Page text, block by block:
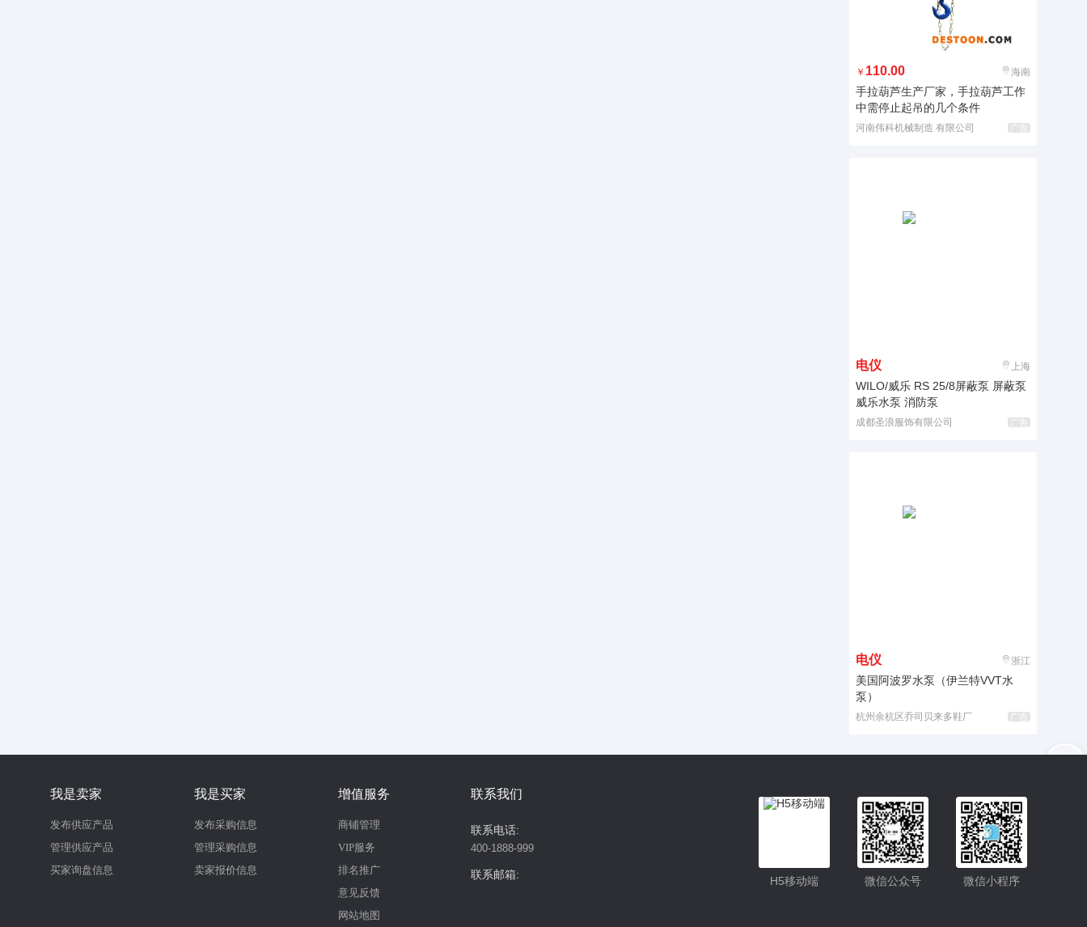
￥ 110.00 海南
手拉葫芦生产厂家，手拉葫芦工作
中需停止起吊的几个条件
河南伟科机械制造 有限公司 广告
电仪 上海
WILO/威乐 RS 25/8屏蔽泵 屏蔽泵
威乐水泵 消防泵
成都圣浪服饰有限公司 广告
电仪 浙江
美国阿波罗水泵（伊兰特VVT水
泵）
杭州余杭区乔司贝来多鞋厂 广告
我是卖家
发布供应产品
管理供应产品
买家询盘信息
我是买家
发布采购信息
管理采购信息
卖家报价信息
增值服务
商铺管理
VIP服务
排名推广
意见反馈
网站地图
联系我们
联系电话:
400-1888-999
联系邮箱: 微信小程序
微信公众号
H5移动端
小程序更便捷的查找产品